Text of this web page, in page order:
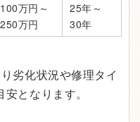
100万円～
250万円
25年～
30年
劣化状況や修理タイ
となります。